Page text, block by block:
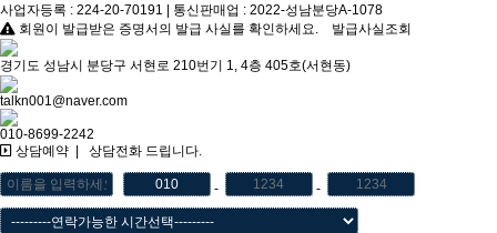
사업자등록 : 224-20-70191 | 통신판매업 : 2022-성남분당A-1078
회원이 발급받은 증명서의 발급 사실를 확인하세요.
발급사실조회
경기도 성남시 분당구 서현로 210번기 1, 4층 405호(서현동)
talkn001@naver.com
010-8699-2242
상담예약
상담전화 드립니다.
- -